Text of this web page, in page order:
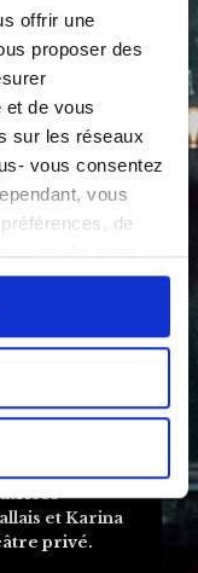
offrir une
proposer des
et de vous
sur les réseaux
vous consentez
vous
de
ou de retirer
le fait de ne
certaines
de
enceinte. Bien
ne veut pas
Renée et
l’aider. Mais
retrouvent
et Karina
privé.